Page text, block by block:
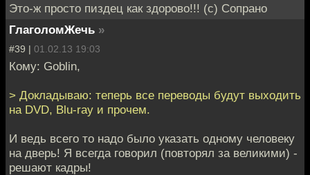
Это-ж просто пиздец как здорово!!! (с) Сопрано
ГлаголомЖечь »
#39 | 01.02.13 19:03
Кому: Goblin,
> Докладываю: теперь все переводы будут выходить
на DVD, Blu-ray и прочем.
И ведь всего то надо было указать одному человеку
на дверь! Я всегда говорил (повторял за великими) -
решают кадры!